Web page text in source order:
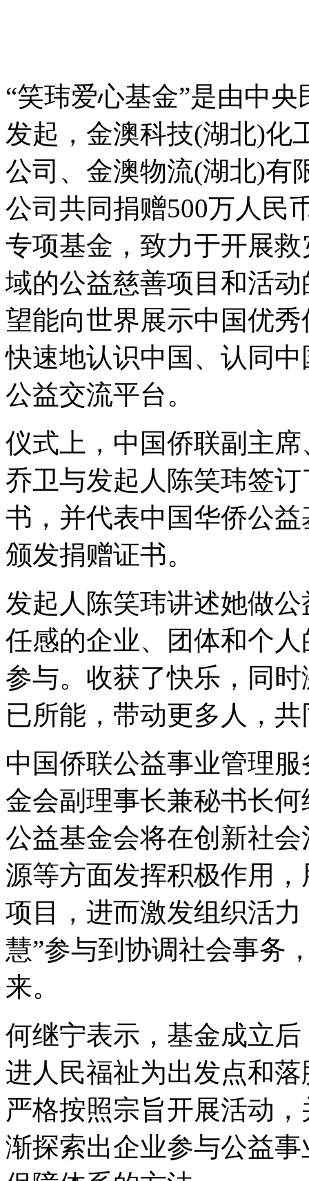
“笑玮爱心基金”是由中
发起，金澳科技(湖北)化
公司、金澳物流(湖北)有
公司共同捐赠500万人民
专项基金，致力于开展
域的公益慈善项目和活
望能向世界展示中国优
快速地认识中国、认同
公益交流平台。
仪式上，中国侨联副主
乔卫与发起人陈笑玮签
书，并代表中国华侨公
颁发捐赠证书。
发起人陈笑玮讲述她做
任感的企业、团体和个
参与。收获了快乐，同
已所能，带动更多人，
中国侨联公益事业管理
金会副理事长兼秘书长
公益基金会将在创新社
源等方面发挥积极作用
项目，进而激发组织活
慧”参与到协调社会事务
来。
何继宁表示，基金成立
进人民福祉为出发点和
严格按照宗旨开展活动
渐探索出企业参与公益